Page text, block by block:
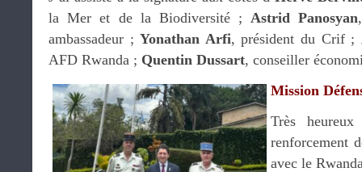
la Mer et de la Biodiversité ;Astrid Panosyan
ambassadeur ;Yonathan Arfi, président du Crif ;
AFD Rwanda ; Quentin Dussart, conseiller
Mission
Très
renforcement
avec le